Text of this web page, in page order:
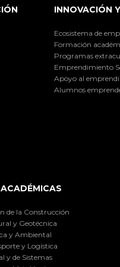
INNOVACIÓN
Ecosistema de
Formación
Programas
Emprendimiento
Apoyo al
Alumnos
de la Construcción
y Geotécnica
y Ambiental
y Logística
y de Sistemas